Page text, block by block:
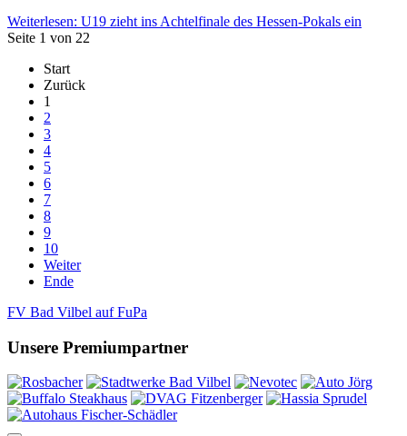
Weiterlesen: U19 zieht ins Achtelfinale des Hessen-Pokals ein
Seite 1 von 22
Start
Zurück
1
2
3
4
5
6
7
8
9
10
Weiter
Ende
FV Bad Vilbel auf FuPa
Unsere Premiumpartner